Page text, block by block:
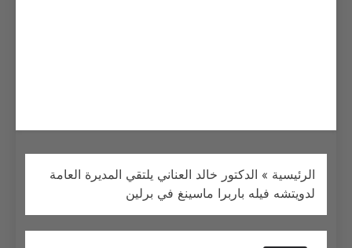
الرئيسية » الدكتور خالد العناني يلتقي المديرة العامة
لدويتشه فيله باربرا ماسينغ في برلين